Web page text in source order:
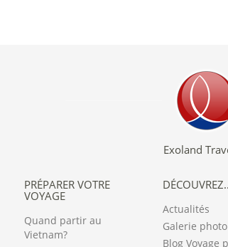
Exoland
PRÉPARER VOTRE
VOYAGE
Quand partir au
Vietnam?
Actualités
Galerie photo
Blog Voyage